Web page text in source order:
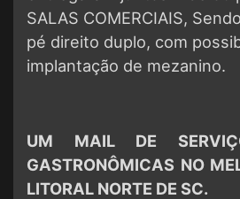
SALAS COMERCIAIS,
pé direito duplo, com
implantação de mezanino.
UM MAIL DE
GASTRONÔMICAS NO
LITORAL NORTE DE SC.